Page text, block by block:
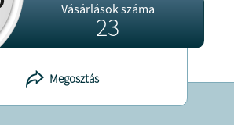
Vásárlások száma
23
Megosztás